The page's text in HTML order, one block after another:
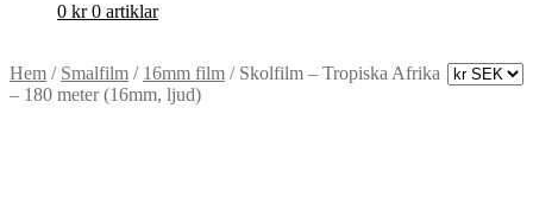
0 kr 0 artiklar
Hem / Smalfilm / 16mm film / Skolfilm – Tropiska Afrika
– 180 meter (16mm, ljud)